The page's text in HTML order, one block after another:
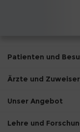
Patienten und
Ärzte und Zuweiser
Unser Angebot
Lehre und